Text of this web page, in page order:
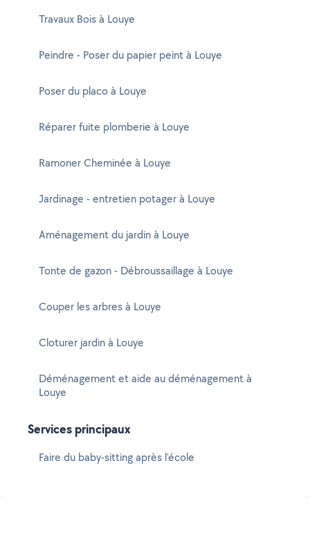
Travaux Bois à Louye
Peindre - Poser du papier peint à Louye
Poser du placo à Louye
Réparer fuite plomberie à Louye
Ramoner Cheminée à Louye
Jardinage - entretien potager à Louye
Aménagement du jardin à Louye
Tonte de gazon - Débroussaillage à Louye
Couper les arbres à Louye
Cloturer jardin à Louye
Déménagement et aide au déménagement à
Louye
Services principaux
Faire du baby-sitting après l'école